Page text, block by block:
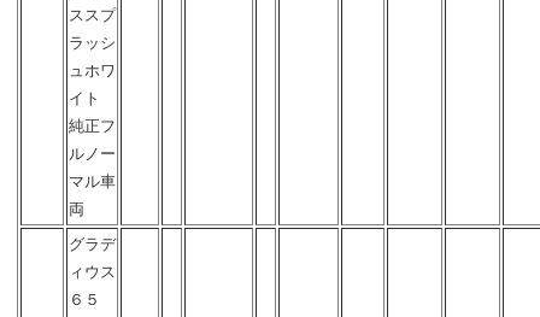
ススプ
ラッシ
ュホワ
イト
純正フ
ルノー
マル車
両
グラデ
ィウス
６５